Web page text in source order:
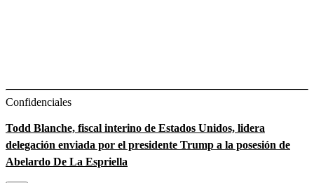
Confidenciales
Todd Blanche, fiscal interino de Estados Unidos, lidera
delegación enviada por el presidente Trump a la posesión de
Abelardo De La Espriella